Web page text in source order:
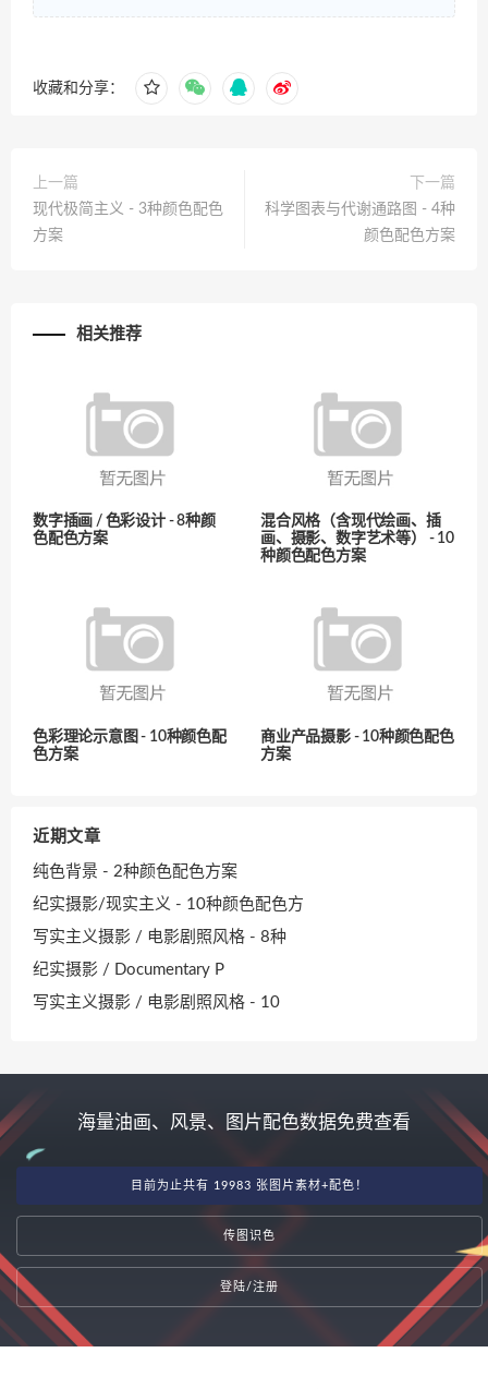
收藏和分享：
上一篇
现代极简主义 - 3种颜色配色
方案
下一篇
科学图表与代谢通路图 - 4种
颜色配色方案
相关推荐
数字插画 / 色彩设计 - 8种颜
色配色方案
混合风格（含现代绘画、插
画、摄影、数字艺术等） - 10
种颜色配色方案
色彩理论示意图 - 10种颜色配
色方案
商业产品摄影 - 10种颜色配色
方案
近期文章
纯色背景 - 2种颜色配色方案
纪实摄影/现实主义 - 10种颜色配色方
写实主义摄影 / 电影剧照风格 - 8种
纪实摄影 / Documentary P
写实主义摄影 / 电影剧照风格 - 10
海量油画、风景、图片配色数据免费查看
目前为止共有 19983 张图片素材+配色！
传图识色
登陆/注册